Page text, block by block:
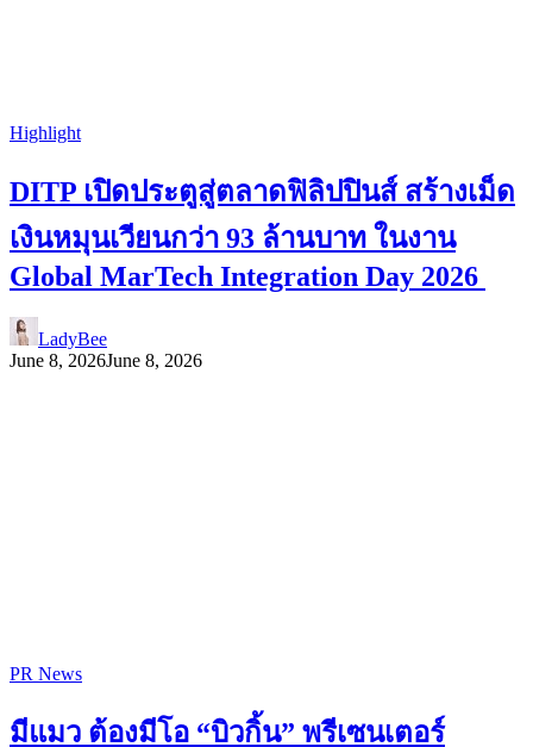
Highlight
DITP เปิดประตูสู่ตลาดฟิลิปปินส์ สร้างเม็ด
เงินหมุนเวียนกว่า 93 ล้านบาท ในงาน
Global MarTech Integration Day 2026
LadyBee
June 8, 2026June 8, 2026
PR News
มีแมว ต้องมีโอ “บิวกิ้น” พรีเซนเตอร์